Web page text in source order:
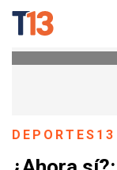
DEPORTES13